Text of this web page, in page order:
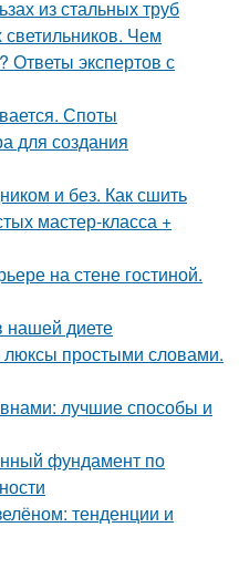
из стальных труб
Чем
Ответы экспертов с
Споты
для создания
и без. Как сшить
мастер-класса +
на стене гостиной.
нашей диете
люксы простыми словами.
лучшие способы и
фундамент по
тенденции и